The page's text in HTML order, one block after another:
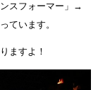
スフォーマー」→
ています。
ますよ！